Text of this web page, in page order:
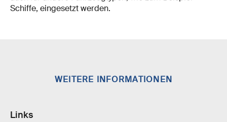
Schiffe, eingesetzt werden.
WEITERE INFORMATIONEN
Links